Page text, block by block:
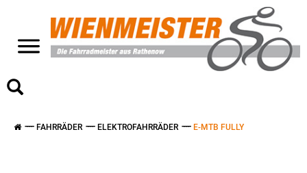
FAHRRÄDER ELEKTROFAHRRÄDER E-MTB FULLY